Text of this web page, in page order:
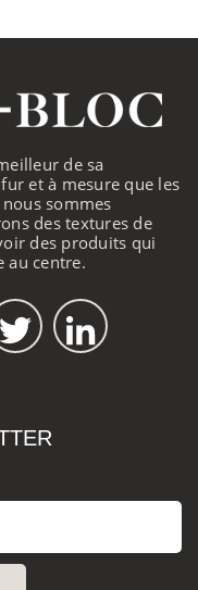
de sa
et à mesure que les
sommes
des textures de
des produits qui
au centre.